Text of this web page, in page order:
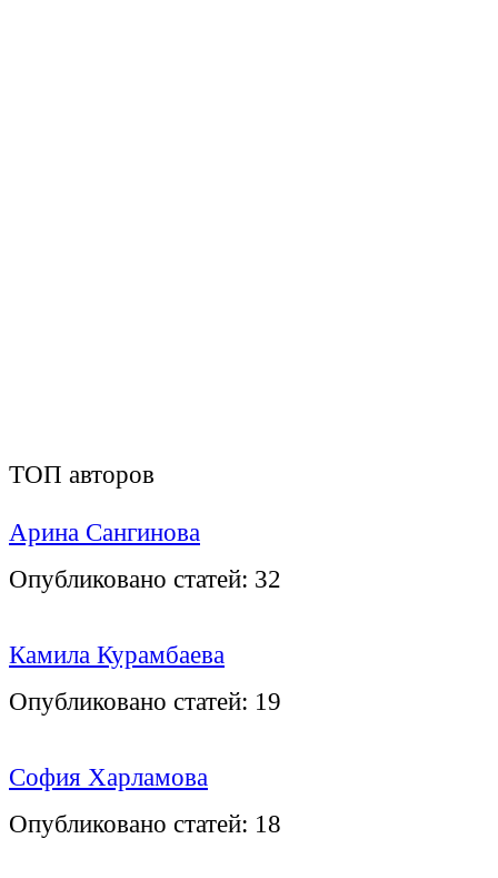
ТОП авторов
Арина Сангинова
Опубликовано статей: 32
Камила Курамбаева
Опубликовано статей: 19
София Харламова
Опубликовано статей: 18